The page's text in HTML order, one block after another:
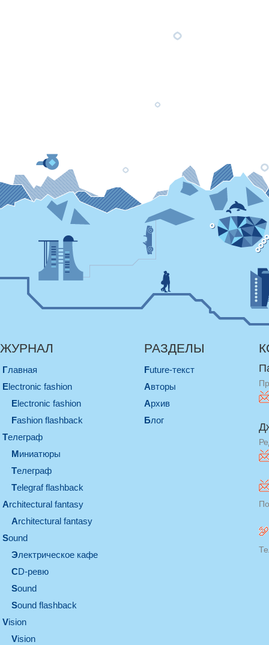
ЖУРНАЛ
Главная
electronic fashion
electronic fashion
Fashion flashback
телеграф
миниатюры
телеграф
Telegraf flashback
architectural fantasy
architectural fantasy
sound
электрическое кафе
CD-ревю
sound
Sound flashback
vision
vision
РАЗДЕЛЫ
Future-текст
Авторы
Архив
Блог